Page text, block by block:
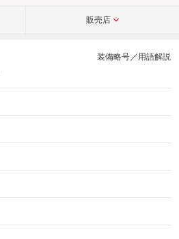
販売店
装備略号／用語解説